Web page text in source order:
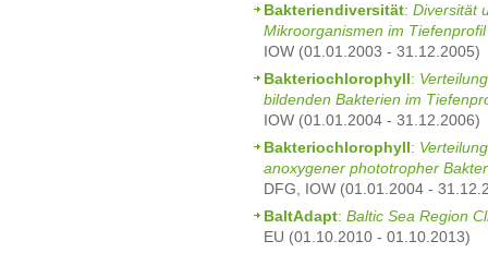
Bakteriendiversität: Diversität
Mikroorganismen im
IOW (01.01.2003 - 31.12.2005)
Bakteriochlorophyll:
bildenden Bakterien im
IOW (01.01.2004 - 31.12.2006)
Bakteriochlorophyll:
anoxygener phototropher
DFG, IOW (01.01.2004 -
BaltAdapt: Baltic Sea Region
EU (01.10.2010 - 01.10.2013)